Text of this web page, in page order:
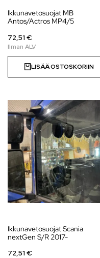
Ikkunavetosuojat MB
Antos/Actros MP4/5
72,51 €
LISÄÄ OSTOSKORIIN
Ikkunavetosuojat Scania
nextGen S/R 2017-
72,51 €